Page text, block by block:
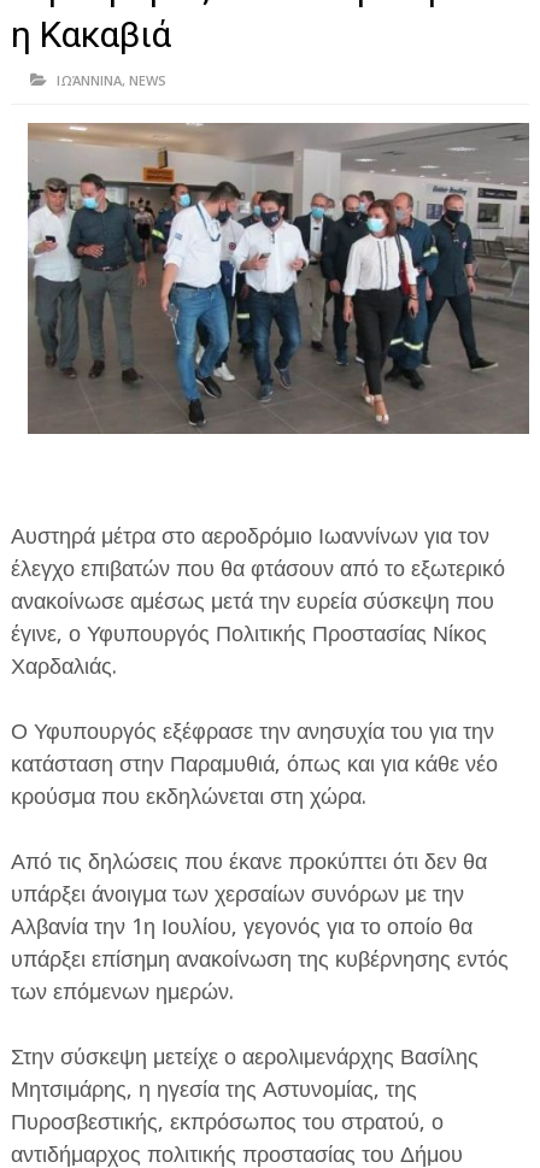
ΗΠΕΙΡΟΣ
ΠΡΕΒΕΖΑ
ΙΩΑΝΝΙΝΑ
ΘΕΣΠΡΩΤΙΑ
ΙΟΝΙΑ ΝΗΣΙΑ
ΚΑΙ ΕΛΛΑΔΑ
ΥΓΕΙΑ-ΟΜΟΡΦΙΑ
ΠΟΛΙΤΙΣΜΟΣ
ΔΙΕΘΝΗ
ΕΦΗΜΕΡΙΔΑ Η ΠΑΡΓΑ
ΠΛΗΡΟΦΟΡΙΕΣ
η Κακαβιά
ΙΩΆΝΝΙΝΑ, NEWS
Αυστηρά μέτρα στο αεροδρόμιο Ιωαννίνων για τον
έλεγχο επιβατών που θα φτάσουν από το εξωτερικό
ανακοίνωσε αμέσως μετά την ευρεία σύσκεψη που
έγινε, ο Υφυπουργός Πολιτικής Προστασίας Νίκος
Χαρδαλιάς.
Ο Υφυπουργός εξέφρασε την ανησυχία του για την
κατάσταση στην Παραμυθιά, όπως και για κάθε νέο
κρούσμα που εκδηλώνεται στη χώρα.
Από τις δηλώσεις που έκανε προκύπτει ότι δεν θα
υπάρξει άνοιγμα των χερσαίων συνόρων με την
Αλβανία την 1η Ιουλίου, γεγονός για το οποίο θα
υπάρξει επίσημη ανακοίνωση της κυβέρνησης εντός
των επόμενων ημερών.
Στην σύσκεψη μετείχε ο αερολιμενάρχης Βασίλης
Μητσιμάρης, η ηγεσία της Αστυνομίας, της
Πυροσβεστικής, εκπρόσωπος του στρατού, ο
αντιδήμαρχος πολιτικής προστασίας του Δήμου